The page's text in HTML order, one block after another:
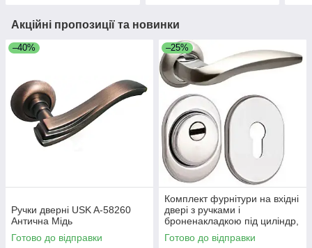
Акційні пропозиції та новинки
–40%
Ручки дверні USK A-58260
Антична Мідь
Готово до відправки
–25%
Комплект фурнітури на вхідні
двері з ручками і
броненакладкою під циліндр,
Нікель
Готово до відправки